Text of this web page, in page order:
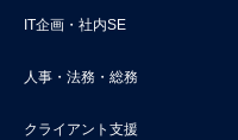
IT企画・社内SE
人事・法務・総務
クライアント支援